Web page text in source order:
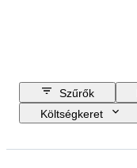
Szűrők
Költségkeret